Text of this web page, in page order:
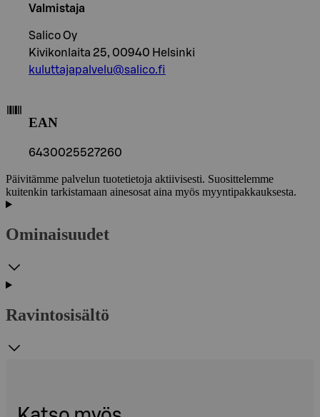
Valmistaja
Salico Oy
Kivikonlaita 25, 00940 Helsinki
kuluttajapalvelu@salico.fi
EAN
6430025527260
Päivitämme palvelun tuotetietoja aktiivisesti. Suosittelemme
kuitenkin tarkistamaan ainesosat aina myös myyntipakkauksesta.
Ominaisuudet
Ravintosisältö